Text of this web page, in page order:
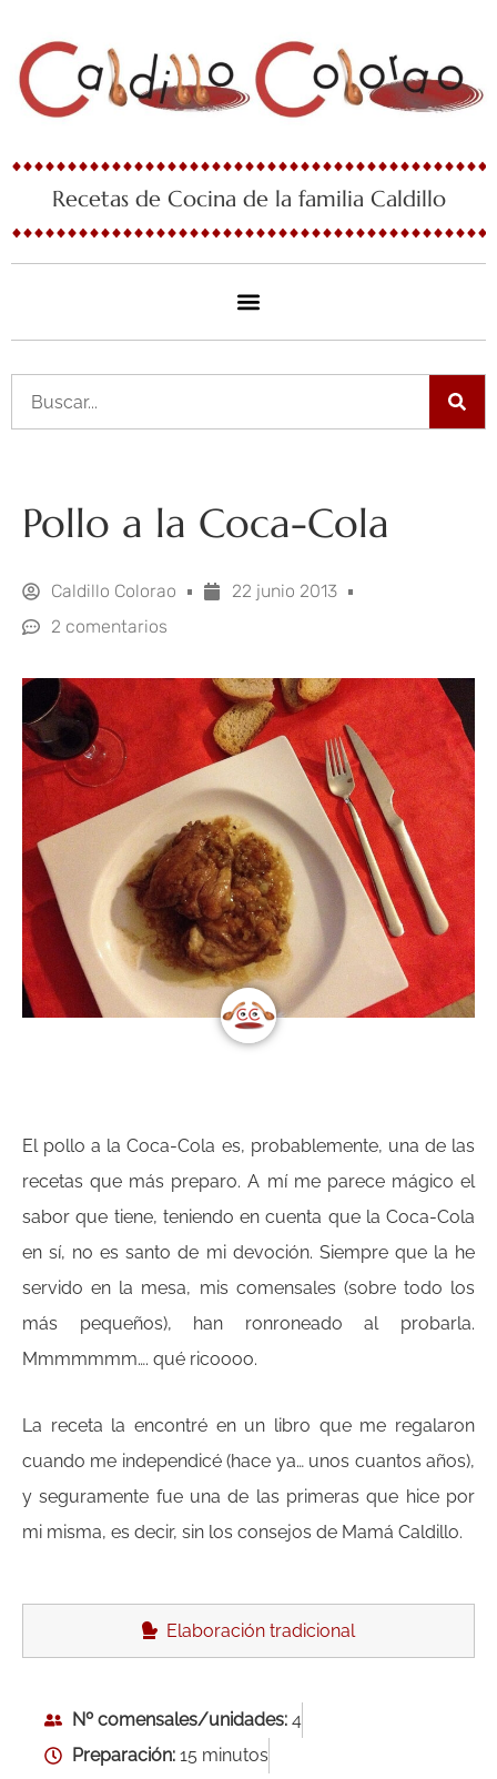
contenido
Recetas de Cocina de la familia Caldillo
Buscar
Pollo a la Coca-Cola
Caldillo Colorao
22 junio 2013
2 comentarios
El pollo a la Coca-Cola es, probablemente, una de las
recetas que más preparo. A mí me parece mágico el
sabor que tiene, teniendo en cuenta que la Coca-Cola
en sí, no es santo de mi devoción. Siempre que la he
servido en la mesa, mis comensales (sobre todo los
más pequeños), han ronroneado al probarla.
Mmmmmmm…. qué ricoooo.
La receta la encontré en un libro que me regalaron
cuando me independicé (hace ya… unos cuantos años),
y seguramente fue una de las primeras que hice por
mi misma, es decir, sin los consejos de Mamá Caldillo.
Elaboración tradicional
Nº comensales/unidades: 4
Preparación: 15 minutos